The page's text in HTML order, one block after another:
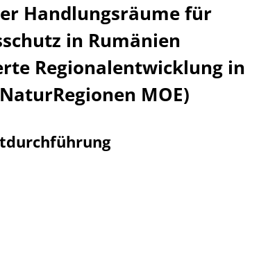
Handlungsräume für
in Rumänien
Regionalentwicklung in
MOE)